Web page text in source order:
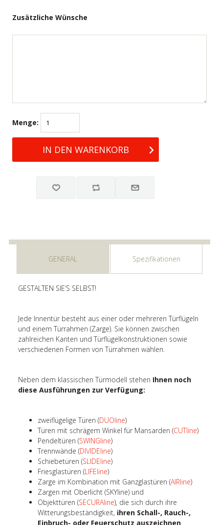
Zusätzliche Wünsche
Menge:
GENERAL Spezifikationen
GESTALTEN SIE’S SELBST!
Jede Innentür besteht aus einer oder mehreren Türflügeln
und einem Türrahmen (Zarge). Sie können zwischen
zahlreichen Kanten und Türflügelkonstruktionen sowie
verschiedenen Formen von Türrahmen wählen.
Neben dem klassischen Türmodell stehen Ihnen noch
diese Ausführungen zur Verfügung:
zweiflügelige Türen (DUOline)
Türen mit schrägem Winkel für Mansarden (CUTline)
Pendeltüren (SWINGline)
Trennwände (DIVIDEline)
Schiebetüren (SLIDEline)
Friesglastüren (LIFEline)
Zarge im Kombination mit Ganzglastüren (AIRline)
Zargen mit Oberlicht (SKYline) und
Objekttüren (SECURAline), die sich durch ihre
Witterungsbeständigkeit, ihren Schall-, Rauch-,
Einbruch- oder Feuerschutz auszeichnen